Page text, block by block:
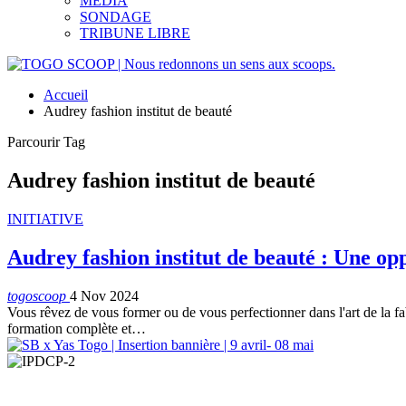
SONDAGE
TRIBUNE LIBRE
Accueil
Audrey fashion institut de beauté
Parcourir Tag
Audrey fashion institut de beauté
INITIATIVE
Audrey fashion institut de beauté : Une
togoscoop 4 Nov 2024
Vous rêvez de vous former ou de vous perfectionner dans l'art de la
formation complète et…